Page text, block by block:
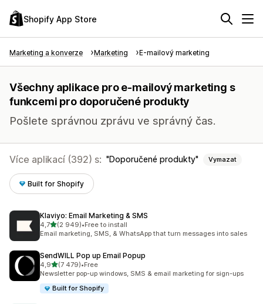
Shopify App Store
Marketing a konverze Marketing E-mailový marketing
Všechny aplikace pro e-mailový marketing s
funkcemi pro doporučené produkty
Pošlete správnou zprávu ve správný čas.
Více aplikací (392) s: Doporučené produkty Vymazat
Built for Shopify
Klaviyo: Email Marketing & SMS
4,7z 5 hvězd
(2 949)
Celkový počet recenzí: 2949
•Free to install
Email marketing, SMS, & WhatsApp that turn messages into sales
SendWILL Pop up Email Popup
4,9z 5 hvězd
(7 479)
Celkový počet recenzí: 7479
•Free
Newsletter pop-up windows, SMS & email marketing for sign-ups
Built for Shopify